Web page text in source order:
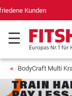
für
BodyCraft Multi